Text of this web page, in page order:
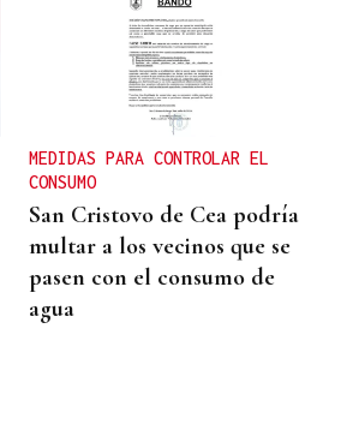
MEDIDAS PARA CONTROLAR EL
CONSUMO
San Cristovo de Cea podría
multar a los vecinos que se
pasen con el consumo de
agua